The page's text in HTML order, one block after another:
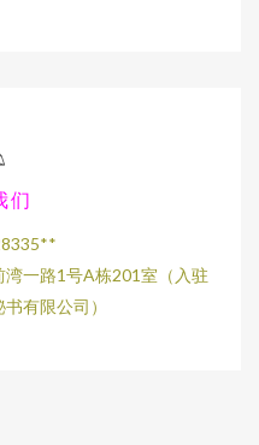
们
一路1号A栋201室（入驻
有限公司）